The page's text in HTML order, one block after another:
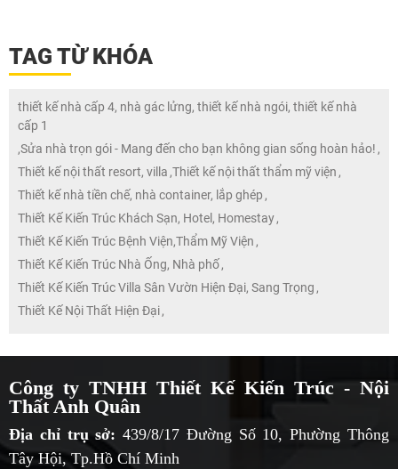
TAG TỪ KHÓA
thiết kế nhà cấp 4, nhà gác lửng, thiết kế nhà ngói, thiết kế nhà
cấp 1
,Sửa nhà trọn gói - Mang đến cho bạn không gian sống hoàn hảo! ,
Thiết kế nội thất resort, villa ,Thiết kế nội thất thẩm mỹ viện ,
Thiết kế nhà tiền chế, nhà container, lắp ghép ,
Thiết Kế Kiến Trúc Khách Sạn, Hotel, Homestay,
Thiết Kế Kiến Trúc Bệnh Viện,Thẩm Mỹ Viện ,
Thiết Kế Kiến Trúc Nhà Ống, Nhà phố,
Thiết Kế Kiến Trúc Villa Sân Vườn Hiện Đại, Sang Trọng ,
Thiết Kế Nội Thất Hiện Đại,
Công ty TNHH Thiết Kế Kiến Trúc - Nội
Thất Anh Quân
Địa chỉ trụ sở: 439/8/17 Đường Số 10, Phường Thông
Tây Hội, Tp.Hồ Chí Minh